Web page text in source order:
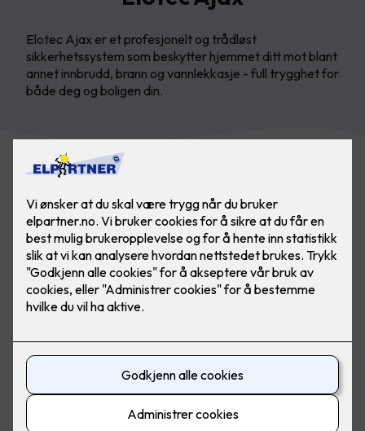
Elotec Ajax er et profesjonelt og trådløst
sikkerhetssystem som beskytter hjemmet ditt mot blant
annet innbrudd, brann og vannlekkasje - full trygghet for
både deg og boligen din.
Teknologi fra Elotec redder liv
Elotec Ajax er et profesjonelt og trådløst sikkerhetssystem
som beskytter hjemmet ditt mot blant annet innbrudd, brann
og vannlekkasje - full trygghet for både deg og boligen din.